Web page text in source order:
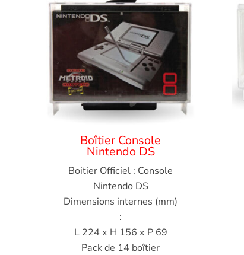
Boîtier Console
Nintendo DS
Boitier Officiel : Console
Nintendo DS
Dimensions internes (mm)
:
L 224 x H 156 x P 69
Pack de 14 boîtier